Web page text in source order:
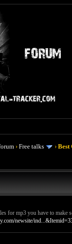
›Free talks ›Best
for mp3 you have to make
newsite/